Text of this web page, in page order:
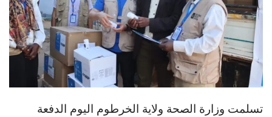
تسلمت وزارة الصحة ولاية الخرطوم اليوم الدفعة